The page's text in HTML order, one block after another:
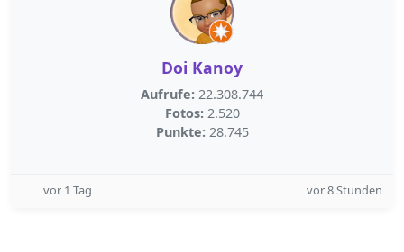
Doi Kanoy
Aufrufe: 22.308.744
Fotos: 2.520
Punkte: 28.745
vor 1 Tag vor 8 Stunden